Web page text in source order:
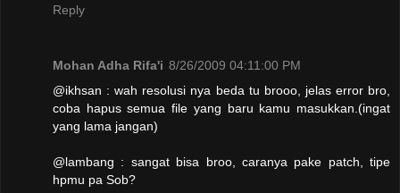
Reply
Mohan Adha Rifa'i 8/26/2009 04:11:00 PM
@ikhsan : wah resolusi nya beda tu brooo, jelas error bro,
coba hapus semua file yang baru kamu masukkan.(ingat
yang lama jangan)
@lambang : sangat bisa broo, caranya pake patch, tipe
hpmu pa Sob?